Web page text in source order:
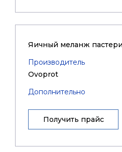
Яичный меланж
Производитель
Ovoprot
Дополнительно
Получить прайс